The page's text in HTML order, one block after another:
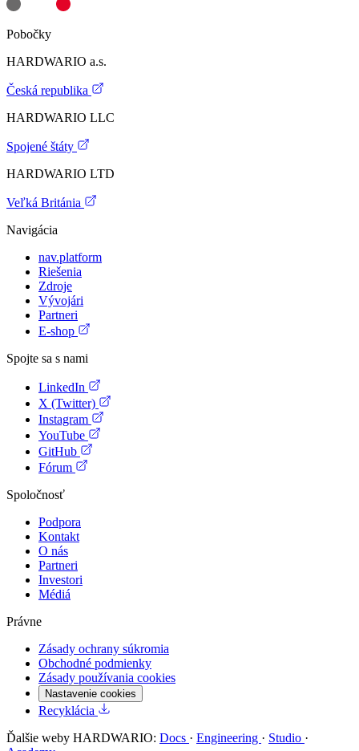
Pobočky
HARDWARIO a.s.
Česká republika
HARDWARIO LLC
Spojené štáty
HARDWARIO LTD
Veľká Británia
Navigácia
nav.platform
Riešenia
Zdroje
Vývojári
Partneri
E-shop
Spojte sa s nami
LinkedIn
X (Twitter)
Instagram
YouTube
GitHub
Fórum
Spoločnosť
Podpora
Kontakt
O nás
Partneri
Investori
Médiá
Právne
Zásady ochrany súkromia
Obchodné podmienky
Zásady používania cookies
Nastavenie cookies
Recyklácia
Ďalšie weby HARDWARIO: Docs · Engineering · Studio ·